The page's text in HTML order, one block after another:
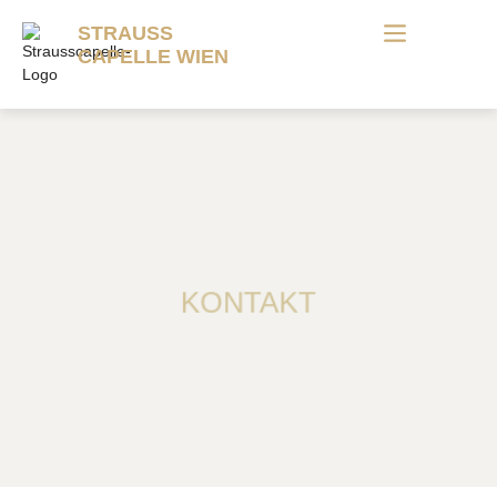
STRAUSS
CAPELLE WIEN
KONTAKT